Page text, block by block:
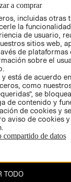
- RETIRO EN
TIENDA
TÉRMINOS Y
CONDICIONES
PRIVACIDAD
GIFT CARD
AVISO DE
COOKIES
a comprar
incluidas otras
la
de usuario,
sitios web,
de plataformas
sobre el
está de acuerdo
como
se
de contenido y
de cookies y
aviso de cookies
compartido de datos
TODO